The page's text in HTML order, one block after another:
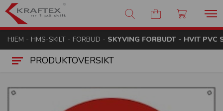
Kraftex - nr 1 på skilt
HJEM - HMS-SKILT - FORBUD - SKYVING FORBUDT - HVIT PVC
PRODUKTOVERSIKT